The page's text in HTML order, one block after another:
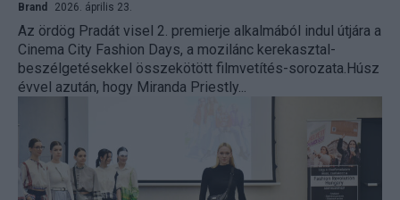
Brand 2026. április 23.
Az ördög Pradát visel 2. premierje alkalmából indul útjára a
Cinema City Fashion Days, a mozilánc kerekasztal-
beszélgetésekkel összekötött filmvetítés-sorozata.Húsz
évvel azután, hogy Miranda Priestly...